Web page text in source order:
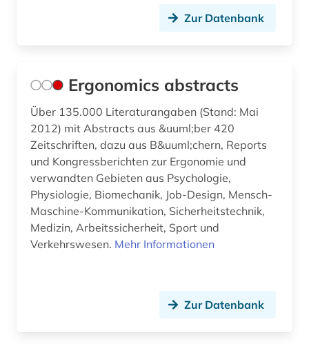
Zur Datenbank
Ergonomics abstracts
Über 135.000 Literaturangaben (Stand: Mai
2012) mit Abstracts aus &uuml;ber 420
Zeitschriften, dazu aus B&uuml;chern, Reports
und Kongressberichten zur Ergonomie und
verwandten Gebieten aus Psychologie,
Physiologie, Biomechanik, Job-Design, Mensch-
Maschine-Kommunikation, Sicherheitstechnik,
Medizin, Arbeitssicherheit, Sport und
Verkehrswesen. Mehr Informationen
Zur Datenbank